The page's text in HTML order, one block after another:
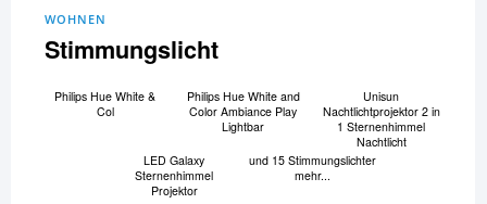
WOHNEN
Stimmungslicht
Philips Hue White &
Col
Philips Hue White and
Color Ambiance Play
Lightbar
Unisun
Nachtlichtprojektor 2 in
1 Sternenhimmel
Nachtlicht
LED Galaxy
Sternenhimmel
Projektor
und 15 Stimmungslichter
mehr...